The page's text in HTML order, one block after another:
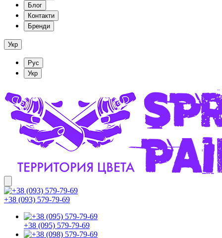
Блог
Контакти
Бренди
Укр
Рус
Укр
+38 (093) 579-79-69
+38 (095) 579-79-69